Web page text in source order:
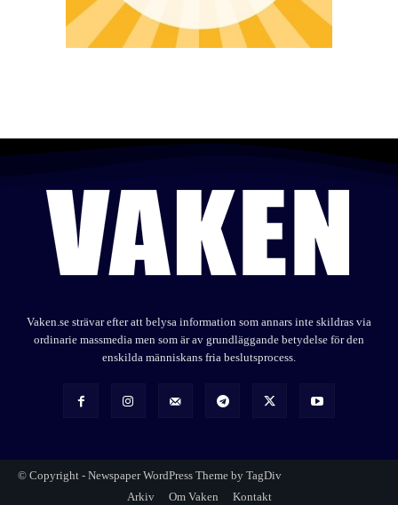
Vaken.se strävar efter att belysa information som annars inte skildras via
ordinarie massmedia men som är av grundläggande betydelse för den
enskilda människans fria beslutsprocess.
© Copyright - Newspaper WordPress Theme by TagDiv
Arkiv
Om Vaken Kontakt